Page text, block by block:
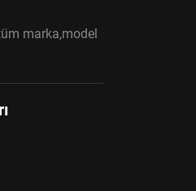
marka,model